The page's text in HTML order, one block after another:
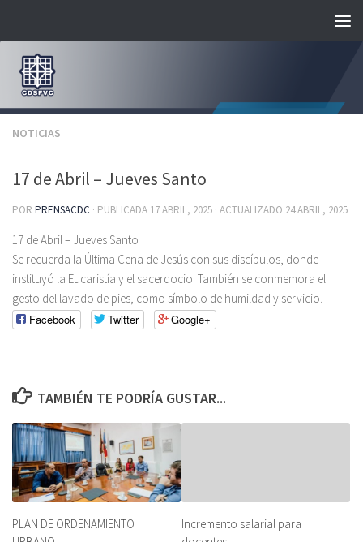
NOTICIAS
17 de Abril – Jueves Santo
POR PRENSACDC · PUBLICADA 17 ABRIL, 2025 · ACTUALIZADO 24 ABRIL, 2025
17 de Abril – Jueves Santo
Se recuerda la Última Cena de Jesús con sus discípulos, donde
instituyó la Eucaristía y el sacerdocio. También se conmemora el
gesto del lavado de pies, como símbolo de humildad y servicio.
Facebook
Twitter Google+
TAMBIÉN TE PODRÍA GUSTAR...
PLAN DE ORDENAMIENTO
Incremento salarial para